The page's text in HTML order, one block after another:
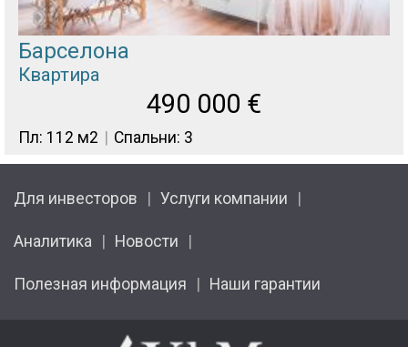
Барселона
Квартира
490 000 €
Пл: 112 м2 Спальни: 3
Для инвесторов Услуги компании
Аналитика Новости
Полезная информация Наши гарантии